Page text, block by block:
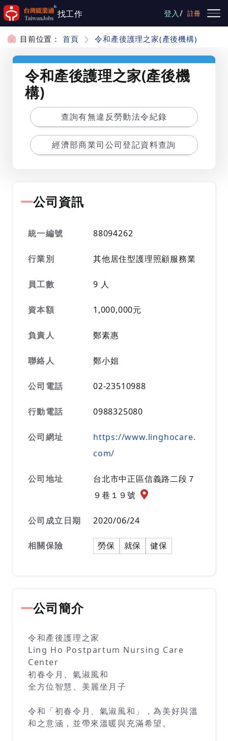
跳到主要內容
找工作 登入/ 註冊
目前位置： 首頁 令和產後護理之家(產後機構)
令和產後護理之家(產後機
構)
查詢有無違反勞動法令紀錄
經濟部商業司公司登記資料查詢
公司資訊
統一編號 88094262
行業別 其他居住型護理照顧服務業
員工數 9 人
資本額 1,000,000元
負責人 鄭素惠
聯絡人 鄭小姐
公司電話 02-23510988
行動電話 0988325080
公司網址
https://www.linghocare.
com/
公司地址
台北市中正區信義路二段７
９巷１９號 公司地址地圖『另開新
公司成立日期 2020/06/24
相關保險 勞保 就保 健保
公司簡介
令和產後護理之家
Ling Ho Postpartum Nursing Care
Center
初春令月、氣淑風和
全方位智慧、美麗坐月子
令和「初春令月、氣淑風和」，為美好與溫
和之意涵，並帶來溫暖與充滿希望。